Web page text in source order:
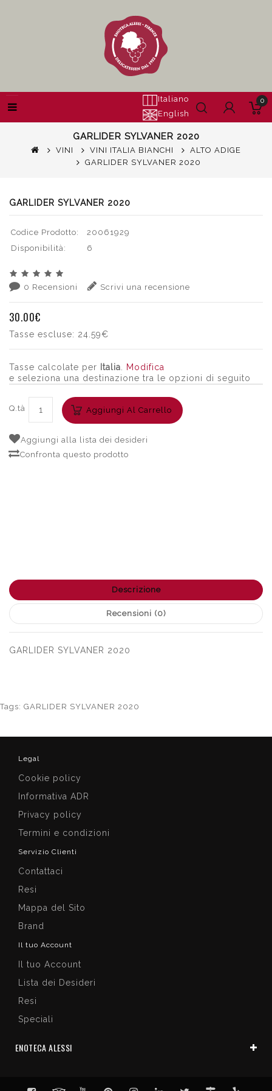
Italiano
English
0
GARLIDER SYLVANER 2020
VINI VINI ITALIA BIANCHI
ALTO ADIGE
GARLIDER SYLVANER 2020
GARLIDER SYLVANER 2020
Codice Prodotto:
20061929
Disponibilità:
6
0 Recensioni Scrivi una recensione
30.00€
Tasse escluse: 24.59€
Tasse calcolate per Italia
Modifica
e seleziona una destinazione tra le opzioni di seguito
Q.tà Aggiungi Al Carrello
Aggiungi alla lista dei desideri
Confronta questo prodotto
Descrizione
Recensioni (0)
GARLIDER SYLVANER 2020
Tags: GARLIDER SYLVANER 2020
Legal
Cookie policy
Informativa ADR
Privacy policy
Termini e condizioni
Servizio Clienti
Contattaci
Resi
Mappa del Sito
Brand
Il tuo Account
Il tuo Account
Lista dei Desideri
Resi
Speciali
ENOTECA ALESSI